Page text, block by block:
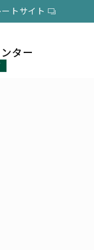
トサイト
ター